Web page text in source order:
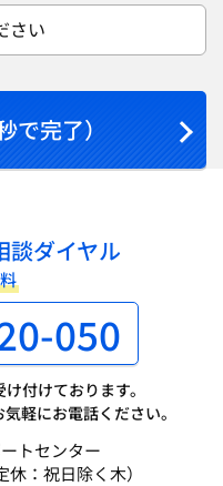
さい
で完了）
談ダイヤル
050
付けております。
軽にお電話ください。
トセンター
休：祝日除く木）